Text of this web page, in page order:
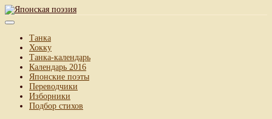
Танка
Хокку
Танка-календарь
Календарь 2016
Японские поэты
Переводчики
Изборники
Подбор стихов